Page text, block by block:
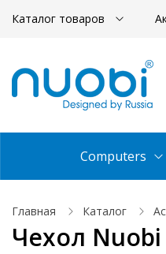
Каталог товаров
Computers
Главная Каталог
Чехол Nuobi